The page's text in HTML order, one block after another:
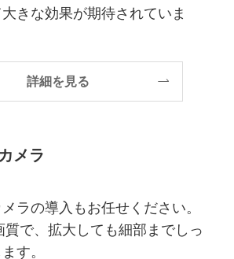
きな効果が期待されていま
詳細を見る
メラ
ラの導入もお任せください。
質で、拡大しても細部までしっ
す。